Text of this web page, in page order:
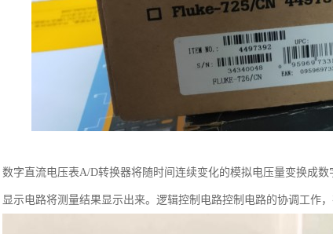
数字直流电压表A/D转换器将随时间连续变化的模拟电压量变换成
显示电路将测量结果显示出来。逻辑控制电路控制电路的协调工作